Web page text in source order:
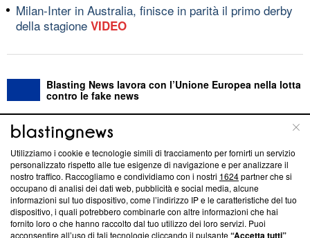
Milan-Inter in Australia, finisce in parità il primo derby
della stagione VIDEO
Blasting News lavora con l’Unione Europea nella lotta
contro le fake news
ABOUT LINEA EDITORIALE
Questa sezione offre informazioni trasparenti su Blasting
News, sui nostri processi editoriali e su come ci impegniamo a
creare news di qualità. Inoltre, afferma la nostra aderenza a
‘Trust Project - News with Integrity’Blasting News non è
ancora membro del programma, ma ha richiesto di farne
Utilizziamo i cookie e tecnologie simili di tracciamento per fornirti un servizio
personalizzato rispetto alle tue esigenze di navigazione e per analizzare il
nostro traffico. Raccogliamo e condividiamo con i nostri 1624partner che si
occupano di analisi dei dati web, pubblicità e social media, alcune
informazioni sul tuo dispositivo, come l’indirizzo IP e le caratteristiche del tuo
dispositivo, i quali potrebbero combinarle con altre informazioni che hai
fornito loro o che hanno raccolto dal tuo utilizzo dei loro servizi. Puoi
acconsentire all’uso di tali tecnologie cliccando il pulsante“Accetta tutti”